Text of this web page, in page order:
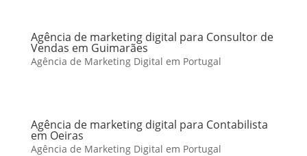
Agência de marketing digital para Consultor de
Vendas em Guimarães
Agência de Marketing Digital em Portugal
Agência de marketing digital para Contabilista
em Oeiras
Agência de Marketing Digital em Portugal